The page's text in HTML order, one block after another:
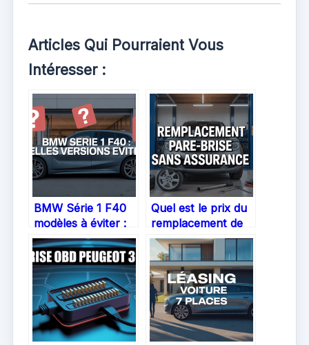
Articles Qui Pourraient Vous
Intéresser :
BMW Série 1 F40
modèles à éviter :
comment faire le
bon choix
Quel est le prix du
remplacement de
pare-brise sans
assurance ?